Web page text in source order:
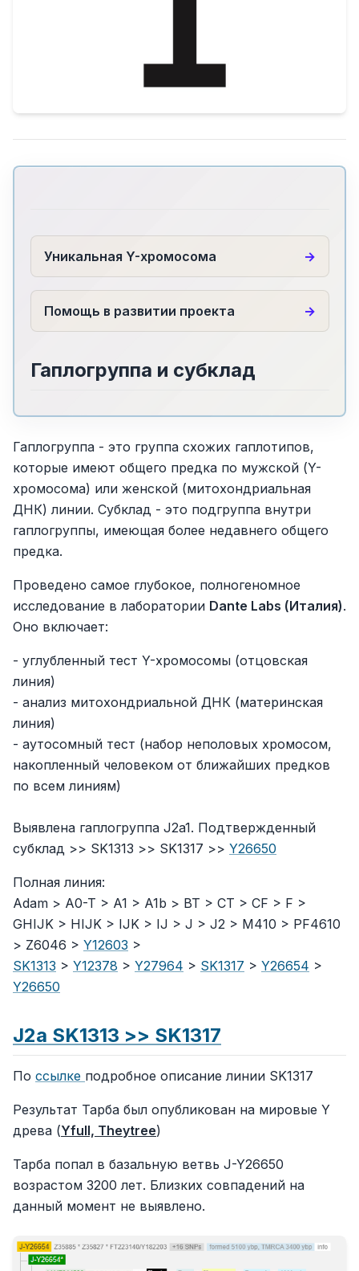
Уникальная Y-хромосома
Помощь в развитии проекта
Гаплогруппа и субклад
Гаплогруппа - это группа схожих гаплотипов,
которые имеют общего предка по мужской (Y-
хромосома) или женской (митохондриальная
ДНК) линии. Субклад - это подгруппа внутри
гаплогруппы, имеющая более недавнего общего
предка.
Проведено самое глубокое, полногеномное
исследование в лаборатории Dante Labs (Италия).
Оно включает:
- углубленный тест Y-хромосомы (отцовская
линия)
- анализ митохондриальной ДНК (материнская
линия)
- аутосомный тест (набор неполовых хромосом,
накопленный человеком от ближайших предков
по всем линиям)
Выявлена гаплогруппа J2a1. Подтвержденный
субклад >> SK1313 >> SK1317 >> Y26650
Полная линия:
Adam > A0-T > A1 > A1b > BT > CT > CF > F >
GHIJK > HIJK > IJK > IJ > J > J2 > M410 > PF4610
> Z6046 > Y12603 >
SK1313 > Y12378 > Y27964 > SK1317 > Y26654 >
Y26650
J2a SK1313 >> SK1317
По ссылке подробное описание линии SK1317
Результат Тарба был опубликован на мировые Y
древа (Yfull, Theytree)
Тарба попал в базальную ветвь J-Y26650
возрастом 3200 лет. Близких совпадений на
данный момент не выявлено.